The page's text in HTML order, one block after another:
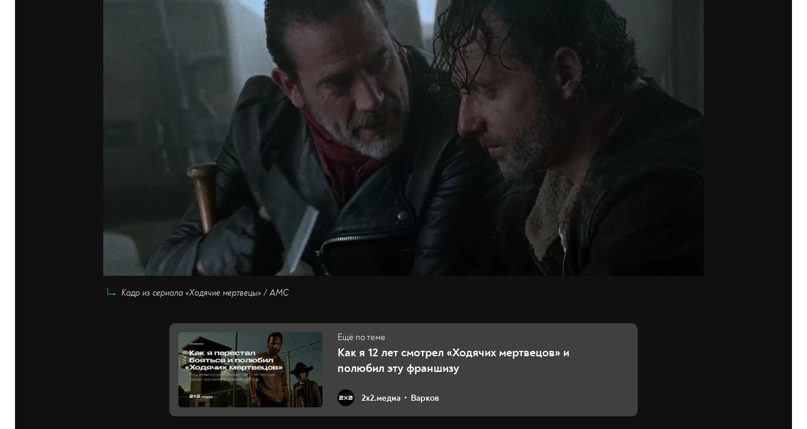
Кадр из сериала «Ходячие мертвецы» / AMC
Как я 12 лет смотрел «Ходячих мертвецов» и
полюбил эту франшизу
2х2.медиа Варков